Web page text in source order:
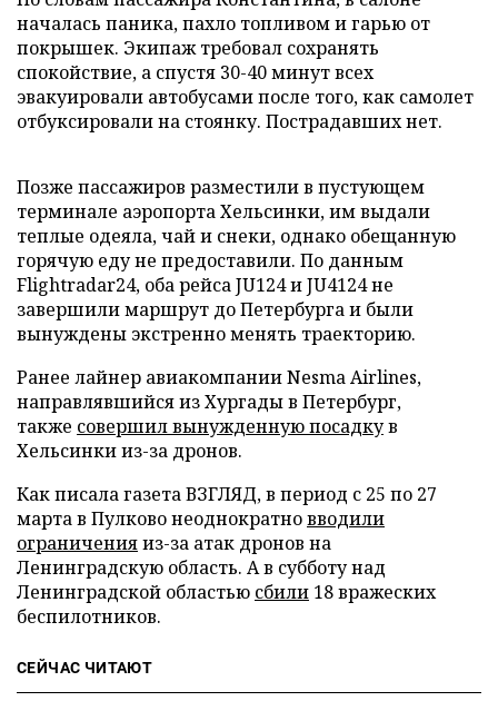
началась паника, пахло топливом и гарью от
покрышек. Экипаж требовал сохранять
спокойствие, а спустя 30-40 минут всех
эвакуировали автобусами после того, как самолет
отбуксировали на стоянку. Пострадавших нет.
Позже пассажиров разместили в пустующем
терминале аэропорта Хельсинки, им выдали
теплые одеяла, чай и снеки, однако обещанную
горячую еду не предоставили. По данным
Flightradar24, оба рейса JU124 и JU4124 не
завершили маршрут до Петербурга и были
вынуждены экстренно менять траекторию.
Ранее лайнер авиакомпании Nesma Airlines,
направлявшийся из Хургады в Петербург,
также совершил вынужденную посадкув
Хельсинки из-за дронов.
Как писала газета ВЗГЛЯД, в период с 25 по 27
марта в Пулково неоднократновводили
ограниченияиз-за атак дронов на
Ленинградскую область. А в субботу над
Ленинградской областью сбили 18 вражеских
беспилотников.
СЕЙЧАС ЧИТАЮТ